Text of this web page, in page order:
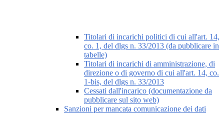
Titolari di incarichi politici di cui all'art. 14,
co. 1, del dlgs n. 33/2013 (da pubblicare in
tabelle)
Titolari di incarichi di amministrazione, di
direzione o di governo di cui all'art. 14, co.
1-bis, del dlgs n. 33/2013
Cessati dall'incarico (documentazione da
pubblicare sul sito web)
Sanzioni per mancata comunicazione dei dati